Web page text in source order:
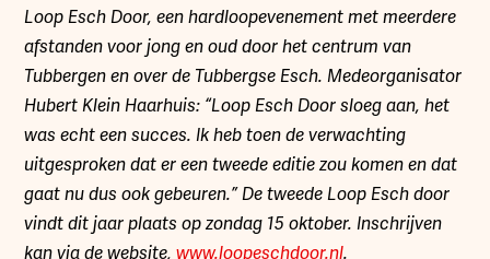
Loop Esch Door, een hardloopevenement met meerdere
afstanden voor jong en oud door het centrum van
Tubbergen en over de Tubbergse Esch. Medeorganisator
Hubert Klein Haarhuis: “Loop Esch Door sloeg aan, het
was echt een succes. Ik heb toen de verwachting
uitgesproken dat er een tweede editie zou komen en dat
gaat nu dus ook gebeuren.” De tweede Loop Esch door
vindt dit jaar plaats op zondag 15 oktober. Inschrijven
kan via de website,www.loopeschdoor.nl.